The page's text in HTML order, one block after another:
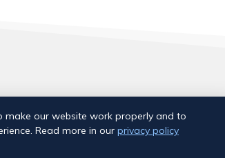
info@ujumiskool.ee
make our website work properly and to
Read more in our privacy policy